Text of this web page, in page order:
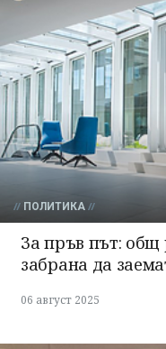
ПОЛИТИКА
За пръв път: общ
забрана да
06 август 2025